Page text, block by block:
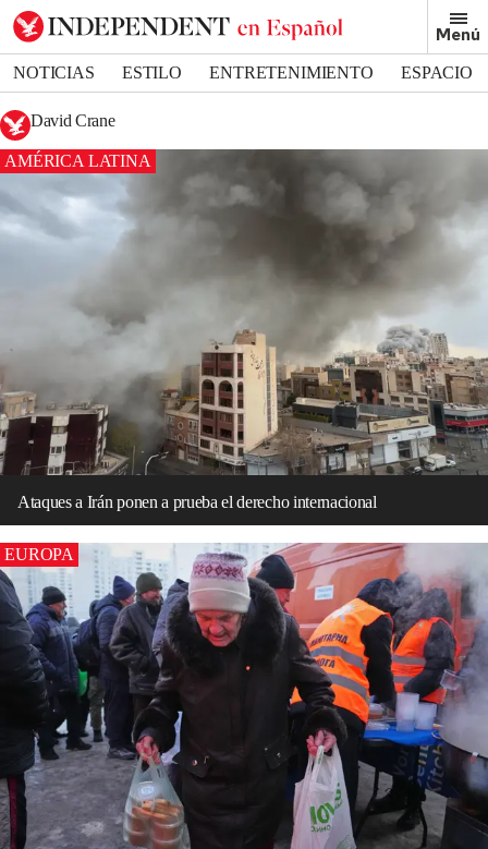
Menú
NOTICIAS ESTILO ENTRETENIMIENTO
ESPACIO
DEPORTES
David Crane
AMÉRICA LATINA
Ataques a Irán ponen a prueba el derecho internacional
EUROPA